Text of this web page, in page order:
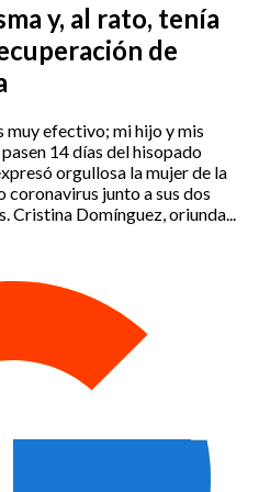
y, al rato, tenía
de
muy efectivo; mi hijo y mis
14 días del hisopado
orgullosa la mujer de la
coronavirus junto a sus dos
Cristina Domínguez, oriunda...